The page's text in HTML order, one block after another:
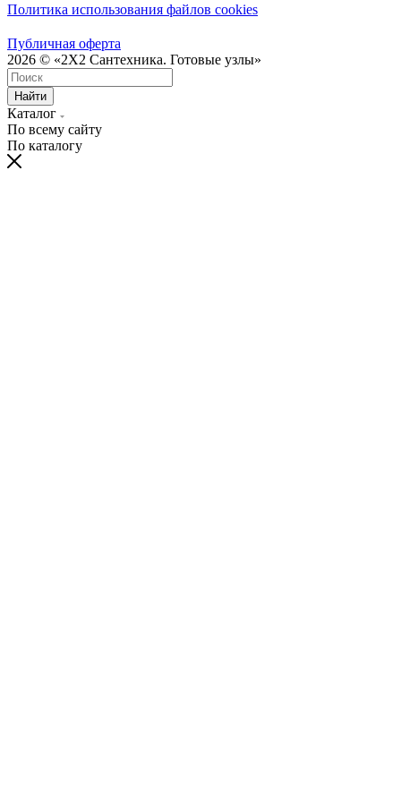
Политика использования файлов cookies
Публичная оферта
2026 © «2X2 Сантехника. Готовые узлы»
Найти
Каталог
По всему сайту
По каталогу